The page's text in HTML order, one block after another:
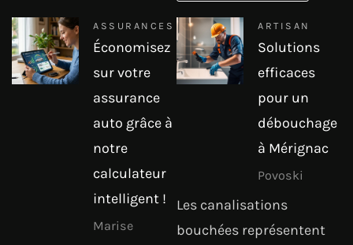
ASSURANCES
Économisez
sur votre
assurance
auto grâce à
notre
calculateur
intelligent !
Marise
ARTISAN
Solutions
efficaces
pour un
débouchage
à Mérignac
Povoski
Les canalisations
bouchées représentent